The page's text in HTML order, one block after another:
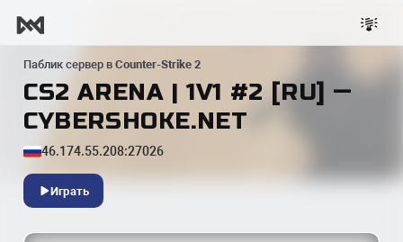
Паблик сервер в Counter-Strike 2
CS2 ARENA | 1V1 #2 [RU] —
CYBERSHOKE.NET
46.174.55.208:27026
Играть